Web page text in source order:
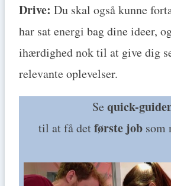
Drive: Du skal også kunne
har sat energi bag dine ideer,
ihærdighed nok til at give dig
relevante oplevelser.
Se quick-
til at få detførste job som